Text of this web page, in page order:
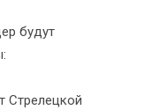
будут
Стрелецкой